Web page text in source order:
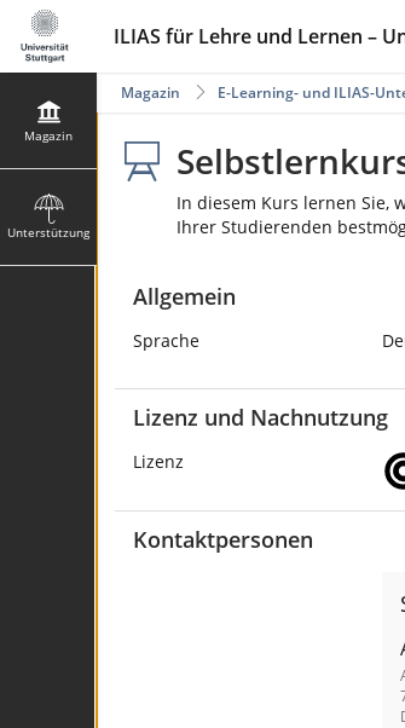
ILIAS für Lehre und Lernen –
Magazin
Unterstützung
E-Learning- und ILIAS-
Magazin
In diesem Kurs lernen Sie,
Ihrer Studierenden
Allgemein
Sprache
Lizenz und Nachnutzung
Lizenz
Kontaktpersonen